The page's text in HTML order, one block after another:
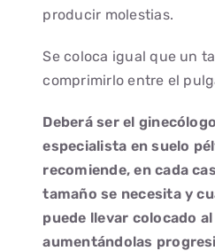
producir molestias.
Se coloca igual que un
comprimirlo entre el
Deberá ser el
especialista en suelo
recomiende, en cada
tamaño se necesita y
puede llevar colocado
aumentándolas